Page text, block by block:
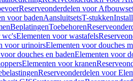
Reserveonderdelen voor
voor badenAansluitsetsT-stukken
BeplatingenToebehoren
wc'sElementen voor wastafels
voor urinoirsElementen voor douches
douches en badenElementen voor
Elementen voor kranen
Reserveonderdelen voor